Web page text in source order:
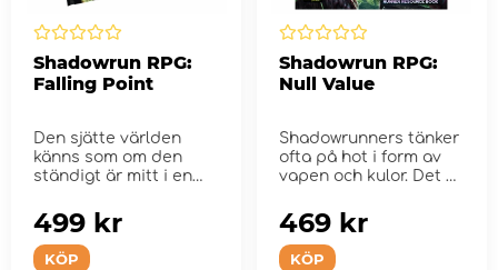
Shadowrun RPG:
Falling Point
Den sjätte världen
känns som om den
ständigt är mitt i en
KÖP
499 kr
Shadowrun RPG:
Null Value
Shadowrunners tänker
ofta på hot i form av
vapen och kulor. Det är
KÖP
469 kr